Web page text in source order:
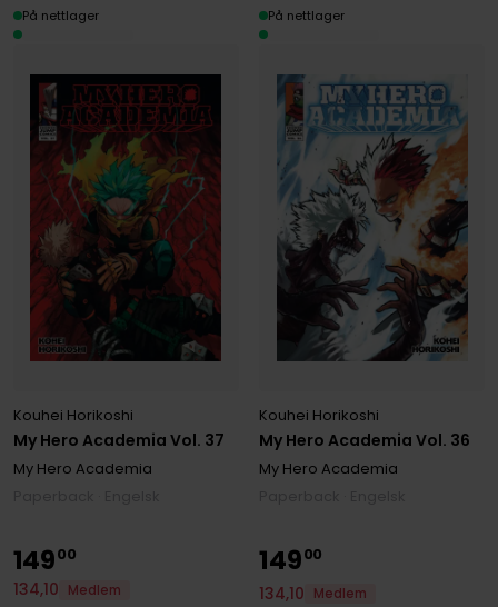
My Hero Academia Vol. 37
Kouhei Horikoshi
My Hero Academia
På nettlager
My Hero Academia Vol. 36
Kouhei Horikoshi
My Hero Academia
På nettlager
14900
134,10
Medlem
14900
134,10
Medlem